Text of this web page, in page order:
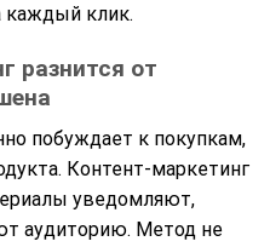
каждый клик.
разнится от
побуждает к покупкам,
Контент-маркетинг
уведомляют,
аудиторию. Метод не